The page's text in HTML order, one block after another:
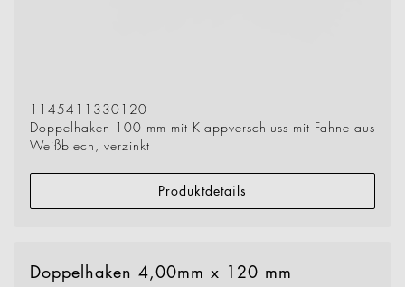
1145411330120
Doppelhaken 100 mm mit Klappverschluss mit Fahne aus
Weißblech, verzinkt
Produktdetails
Doppelhaken 4,00mm x 120 mm